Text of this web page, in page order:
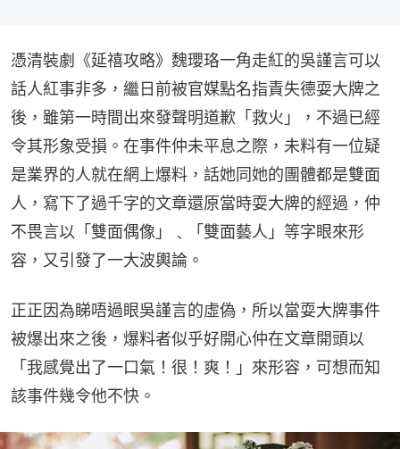
憑清裝劇《延禧攻略》魏瓔珞一角走紅的吳謹言可以
話人紅事非多，繼日前被官媒點名指責失德耍大牌之
後，雖第一時間出來發聲明道歉「救火」，不過已經
令其形象受損。在事件仲未平息之際，未料有一位疑
是業界的人就在網上爆料，話她同她的團體都是雙面
人，寫下了過千字的文章還原當時耍大牌的經過，仲
不畏言以「雙面偶像」﹑「雙面藝人」等字眼來形
容，又引發了一大波輿論。
正正因為睇唔過眼吳謹言的虛偽，所以當耍大牌事件
被爆出來之後，爆料者似乎好開心仲在文章開頭以
「我感覺出了一口氣！很！爽！」來形容，可想而知
該事件幾令他不快。